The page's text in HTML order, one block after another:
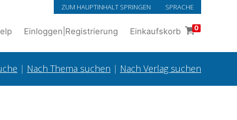
ZUM HAUPTINHALT SPRINGEN SPRACHE
Einloggen Registrierung Einkaufskorb 0
| Nach Thema suchen | Nach Verlag suchen